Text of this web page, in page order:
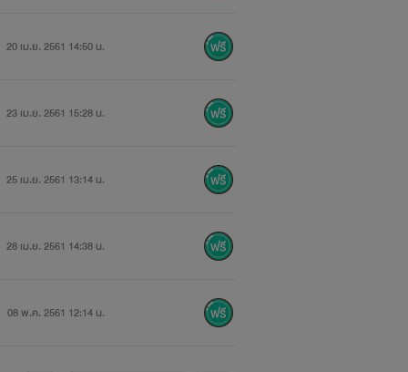
20 เม.ย. 2561 14:50 น.
23 เม.ย. 2561 15:28 น.
25 เม.ย. 2561 13:14 น.
28 เม.ย. 2561 14:38 น.
08 พ.ค. 2561 12:14 น.